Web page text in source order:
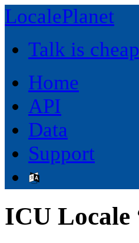
LocalePlanet
Talk is
Home
API
Data
Support
ICU Locale